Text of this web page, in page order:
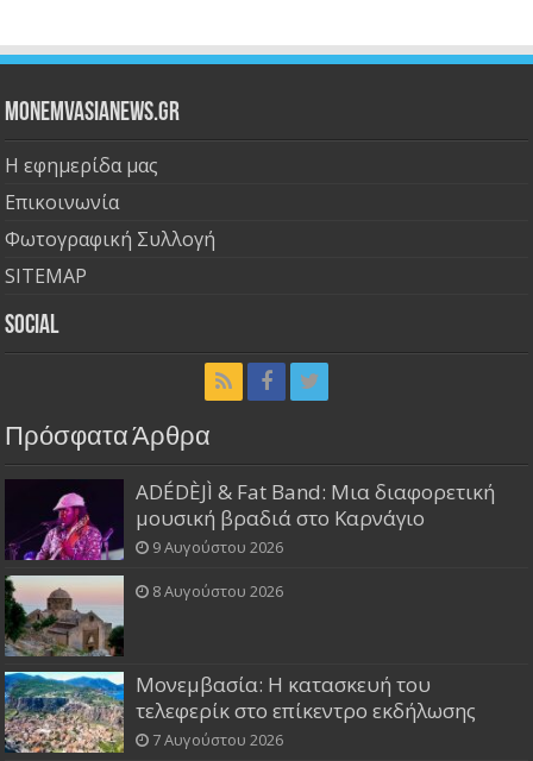
Monemvasianews.gr
Η εφημερίδα μας
Επικοινωνία
Φωτογραφική Συλλογή
SITEMAP
Social
Πρόσφατα Άρθρα
ADÉDÈJÌ & Fat Band: Μια διαφορετική
μουσική βραδιά στο Καρνάγιο
9 Αυγούστου 2026
8 Αυγούστου 2026
Μονεμβασία: Η κατασκευή του
τελεφερίκ στο επίκεντρο εκδήλωσης
7 Αυγούστου 2026